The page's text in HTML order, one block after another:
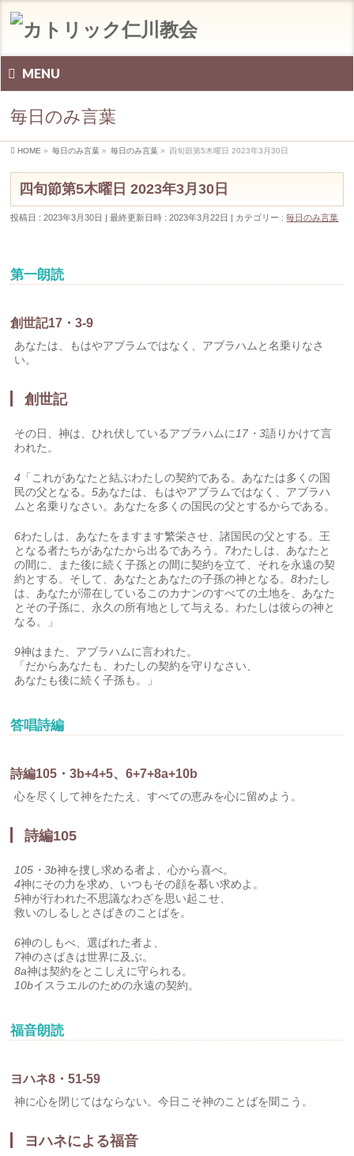
MENU
毎日のみ言葉
HOME » 毎日のみ言葉 » 毎日のみ言葉 » 四旬節第5木曜日 2023年3月30日
四旬節第5木曜日 2023年3月30日
投稿日 : 2023年3月30日 最終更新日時 : 2023年3月22日 カテゴリー :毎日のみ言葉
第一朗読
創世記17・3-9
あなたは、もはやアブラムではなく、アブラハムと名乗りなさ
い。
創世記
その日、神は、ひれ伏しているアブラハムに 17・3語りかけて言
われた。
4 「これがあなたと結ぶわたしの契約である。あなたは多くの国
民の父となる。5あなたは、もはやアブラムではなく、アブラハ
ムと名乗りなさい。あなたを多くの国民の父とするからである。
6わたしは、あなたをますます繁栄させ、諸国民の父とする。王
となる者たちがあなたから出るであろう。 7わたしは、あなたと
の間に、また後に続く子孫との間に契約を立て、それを永遠の契
約とする。そして、あなたとあなたの子孫の神となる。8わたし
は、あなたが滞在しているこのカナンのすべての土地を、あなた
とその子孫に、永久の所有地として与える。わたしは彼らの神と
なる。」
9神はまた、アブラハムに言われた。
「だからあなたも、わたしの契約を守りなさい、
あなたも後に続く子孫も。」
答唱詩編
詩編105・3b+4+5、6+7+8a+10b
心を尽くして神をたたえ、すべての恵みを心に留めよう。
詩編105
105・3b神を捜し求める者よ、心から喜べ。
4神にその力を求め、いつもその顔を慕い求めよ。
5神が行われた不思議なわざを思い起こせ、
救いのしるしとさばきのことばを。
6神のしもべ、選ばれた者よ、
7神のさばきは世界に及ぶ。
8a神は契約をとこしえに守られる。
10bイスラエルのための永遠の契約。
福音朗読
ヨハネ8・51-59
神に心を閉じてはならない。今日こそ神のことばを聞こう。
ヨハネによる福音